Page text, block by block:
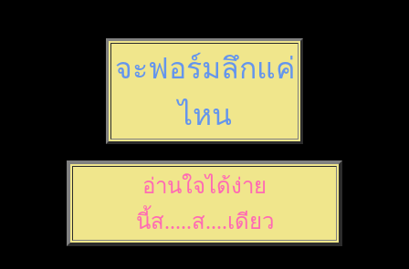
จะฟอร์มลึกแค่
ไหน
อ่านใจได้ง่าย
นี้ส.....ส....เดียว